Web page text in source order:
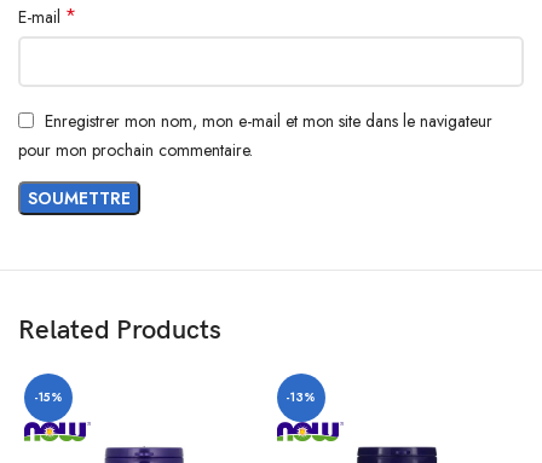
E-mail *
Enregistrer mon nom, mon e-mail et mon site dans le navigateur
pour mon prochain commentaire.
Related Products
-15% -13%